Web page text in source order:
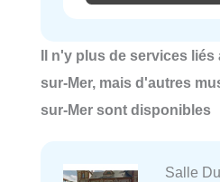
Il n'y plus de services
sur-Mer, mais d'autres
sur-Mer sont disponibles
Salle